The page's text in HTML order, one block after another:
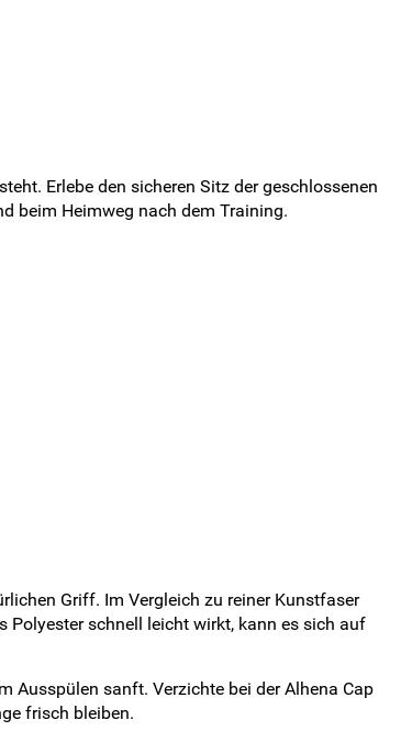
Erlebe den sicheren Sitz der geschlossenen
beim Heimweg nach dem Training.
Griff. Im Vergleich zu reiner Kunstfaser
Polyester schnell leicht wirkt, kann es sich auf
Ausspülen sanft. Verzichte bei der Alhena Cap
frisch bleiben.